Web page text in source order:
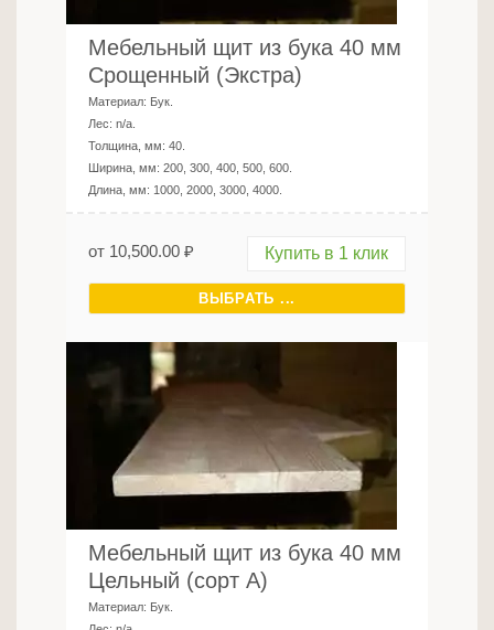
Мебельный щит из бука 40 мм
Срощенный (Экстра)
Материал: Бук
Лес: n/a
Толщина, мм: 40
Ширина, мм: 200, 300, 400, 500, 600
Длина, мм: 1000, 2000, 3000, 4000
от 10,500.00 ₽ Купить в 1 клик
ВЫБРАТЬ ...
Мебельный щит из бука 40 мм
Цельный (сорт А)
Материал: Бук